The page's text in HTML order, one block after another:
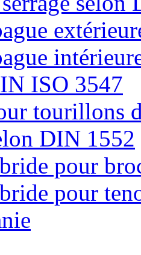
ISO 3547
tourillons
DIN 1552
pour
pour